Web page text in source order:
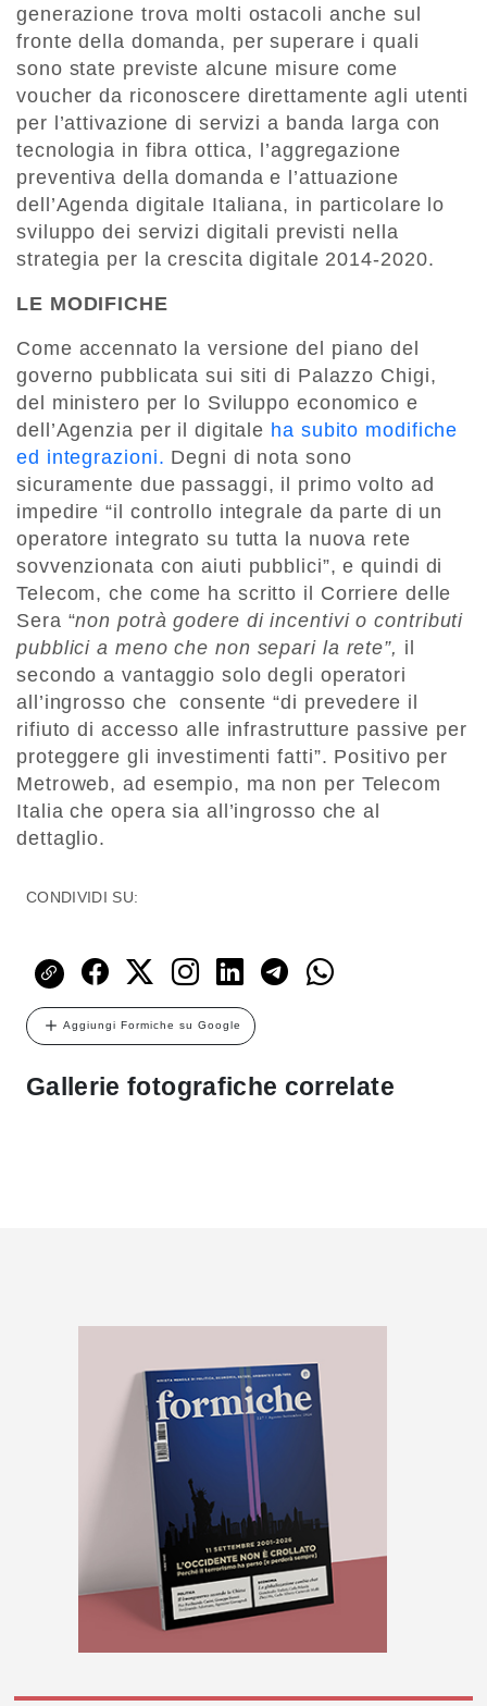
generazione trova molti ostacoli anche sul
fronte della domanda, per superare i quali
sono state previste alcune misure come
voucher da riconoscere direttamente agli utenti
per l’attivazione di servizi a banda larga con
tecnologia in fibra ottica, l’aggregazione
preventiva della domanda e l’attuazione
dell’Agenda digitale Italiana, in particolare lo
sviluppo dei servizi digitali previsti nella
strategia per la crescita digitale 2014-2020.
LE MODIFICHE
Come accennato la versione del piano del
governo pubblicata sui siti di Palazzo Chigi,
del ministero per lo Sviluppo economico e
dell’Agenzia per il digitale ha subito modifiche
ed integrazioni. Degni di nota sono
sicuramente due passaggi, il primo volto ad
impedire “il controllo integrale da parte di un
operatore integrato su tutta la nuova rete
sovvenzionata con aiuti pubblici”, e quindi di
Telecom, che come ha scritto il Corriere delle
Sera “non potrà godere di incentivi o contributi
pubblici a meno che non separi la rete”, il
secondo a vantaggio solo degli operatori
all’ingrosso che consente “di prevedere il
rifiuto di accesso alle infrastrutture passive per
proteggere gli investimenti fatti”. Positivo per
Metroweb, ad esempio, ma non per Telecom
Italia che opera sia all’ingrosso che al
dettaglio.
CONDIVIDI SU:
Aggiungi Formiche su Google
Gallerie fotografiche correlate